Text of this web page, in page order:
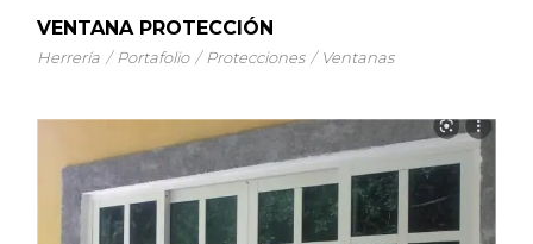
VENTANA PROTECCIÓN
Herrería Portafolio Protecciones Ventanas